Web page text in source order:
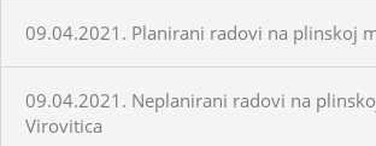
09.04.2021. Planirani radovi na plinskoj
09.04.2021. Neplanirani radovi na
Virovitica